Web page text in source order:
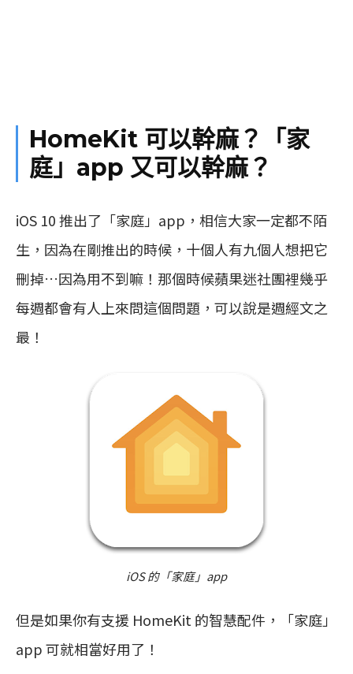
HomeKit 可以幹麻？「家
庭」app 又可以幹麻？
iOS 10 推出了「家庭」app，相信大家一定都不陌
生，因為在剛推出的時候，十個人有九個人想把它
刪掉…因為用不到嘛！那個時候蘋果迷社團裡幾乎
每週都會有人上來問這個問題，可以說是週經文之
最！
iOS 的「家庭」app
但是如果你有支援 HomeKit 的智慧配件，「家庭」
app 可就相當好用了！